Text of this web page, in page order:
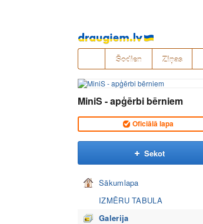
Pāriet
uz
saturu
Šodien Ziņas
MiniS - apģērbi bērniem
Oficiālā lapa
Sekot
Sākumlapa
IZMĒRU TABULA
Galerija